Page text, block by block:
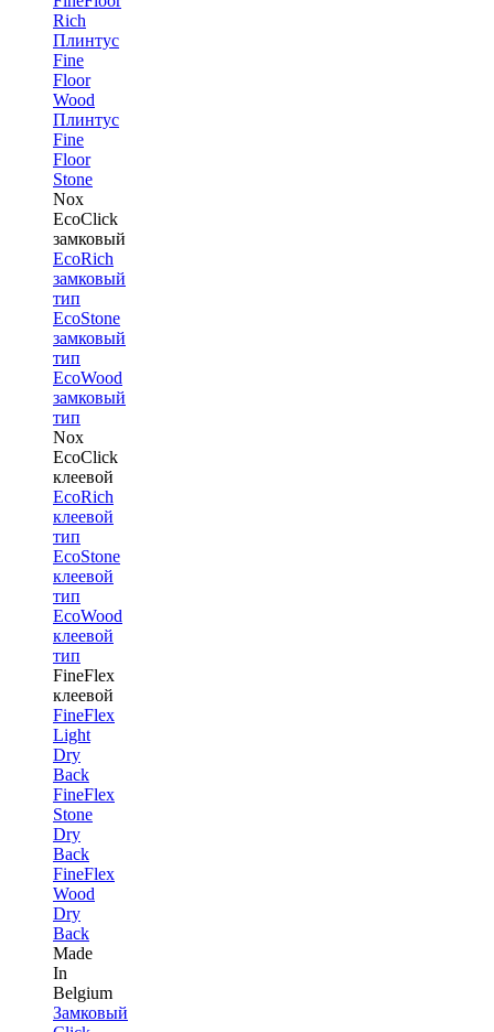
Rich
Плинтус
Fine
Floor
Wood
Плинтус
Fine
Floor
Stone
Nox
EcoClick
замковый
EcoRich
замковый
тип
EcoStone
замковый
тип
EcoWood
замковый
тип
Nox
EcoClick
клеевой
EcoRich
клеевой
тип
EcoStone
клеевой
тип
EcoWood
клеевой
тип
FineFlex
клеевой
FineFlex
Light
Dry
Back
FineFlex
Stone
Dry
Back
FineFlex
Wood
Dry
Back
Made
In
Belgium
Замковый